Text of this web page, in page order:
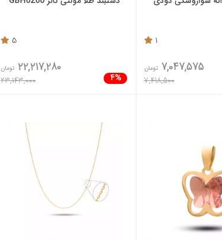
1
7,047,575 تومان
7,418,500
5
4%
22,217,280 تومان
23,143,000